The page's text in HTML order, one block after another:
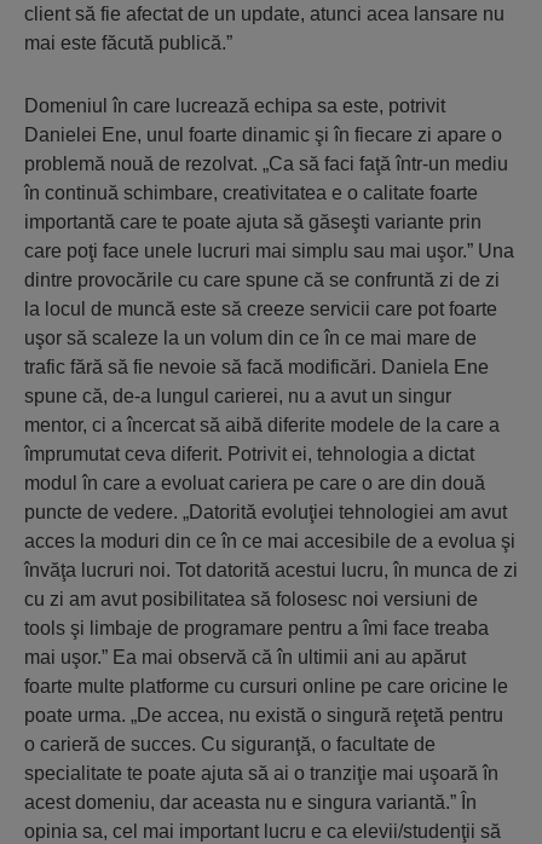
client să fie afectat de un update, atunci acea lansare nu
mai este făcută publică.”
Domeniul în care lucrează echipa sa este, potrivit
Danielei Ene, unul foarte dinamic şi în fiecare zi apare o
problemă nouă de rezolvat. „Ca să faci faţă într-un mediu
în continuă schimbare, creativitatea e o calitate foarte
importantă care te poate ajuta să găseşti variante prin
care poţi face unele lucruri mai simplu sau mai uşor.” Una
dintre provocările cu care spune că se confruntă zi de zi
la locul de muncă este să creeze servicii care pot foarte
uşor să scaleze la un volum din ce în ce mai mare de
trafic fără să fie nevoie să facă modificări. Daniela Ene
spune că, de-a lungul carierei, nu a avut un singur
mentor, ci a încercat să aibă diferite modele de la care a
împrumutat ceva diferit. Potrivit ei, tehnologia a dictat
modul în care a evoluat cariera pe care o are din două
puncte de vedere. „Datorită evoluţiei tehnologiei am avut
acces la moduri din ce în ce mai accesibile de a evolua şi
învăţa lucruri noi. Tot datorită acestui lucru, în munca de zi
cu zi am avut posibilitatea să folosesc noi versiuni de
tools şi limbaje de programare pentru a îmi face treaba
mai uşor.” Ea mai observă că în ultimii ani au apărut
foarte multe platforme cu cursuri online pe care oricine le
poate urma. „De accea, nu există o singură reţetă pentru
o carieră de succes. Cu siguranţă, o facultate de
specialitate te poate ajuta să ai o tranziţie mai uşoară în
acest domeniu, dar aceasta nu e singura variantă.” În
opinia sa, cel mai important lucru e ca elevii/studenţii să